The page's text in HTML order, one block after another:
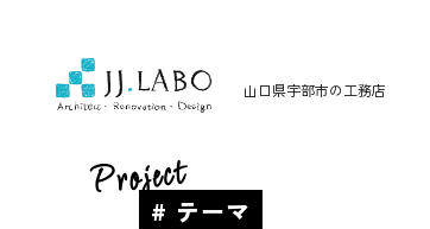
山口県宇部市の工務店
Project
# テーマ